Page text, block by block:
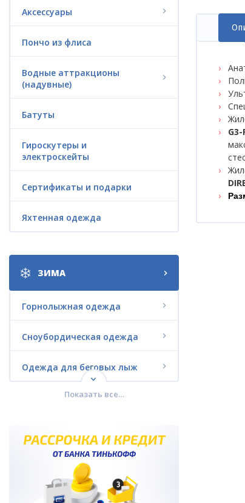
Аксессуары
Пончо из флиса
Водные аттракционы
(надувные)
Батуты
Гироскутеры и
электроскейты
Сертификаты и подарки
Яхтенная одежда
ЗИМА
Горнолыжная одежда
Сноубордическая одежда
Одежда для беговых лыж
Городская зимняя одежда
Термобелье
Зимняя обувь
Показать все…